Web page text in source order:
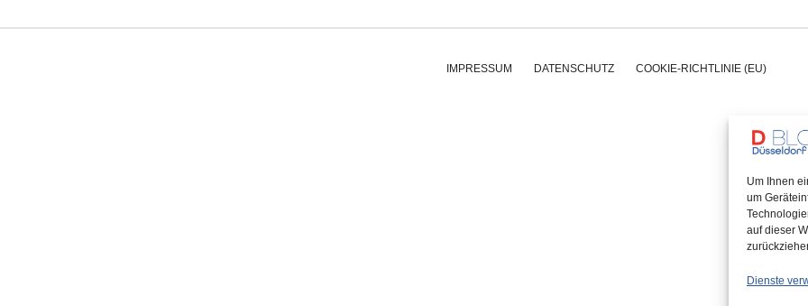
Um Ihnen
um
auf dieser
Dienste
IMPRESSUM DATENSCHUTZ COOKIE-RICHTLINIE (EU)